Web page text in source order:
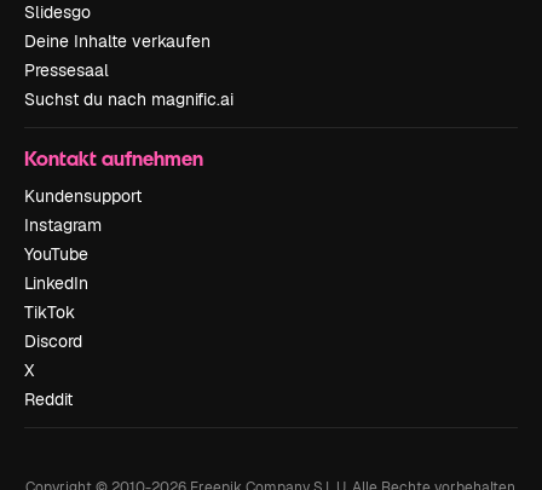
Slidesgo
Deine Inhalte verkaufen
Pressesaal
Suchst du nach magnific.ai
Kontakt aufnehmen
Kundensupport
Instagram
YouTube
LinkedIn
TikTok
Discord
X
Reddit